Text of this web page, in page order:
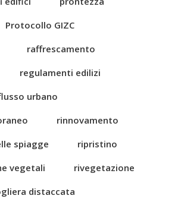
Protocollo GIZC
raffrescamento
regulamenti edilizi
urbano
rinnovamento
spiagge
ripristino
vegetali
rivegetazione
distaccata